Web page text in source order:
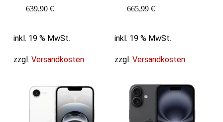
639,90€
inkl. 19 % MwSt.
zzgl.Versandkosten
665,99€
inkl. 19 % MwSt.
zzgl.Versandkosten